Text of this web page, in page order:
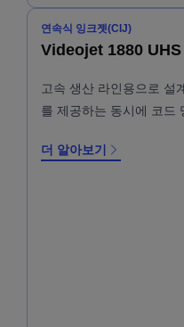
연속식 잉크젯(CIJ)
Videojet 1880 UHS
고속 생산 라인용으로 설
를 제공하는 동시에 코드
더 알아보기